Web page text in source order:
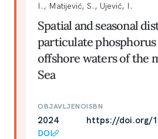
I., Matijević, S., Ujević, I.
Spatial and seasonal
particulate phosphorus
offshore waters of the
Sea
OBJAVLJENO
2024
DOI
ISBN
https://doi.org/